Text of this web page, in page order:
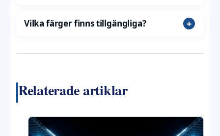
Vilka färger finns tillgängliga?
Relaterade artiklar